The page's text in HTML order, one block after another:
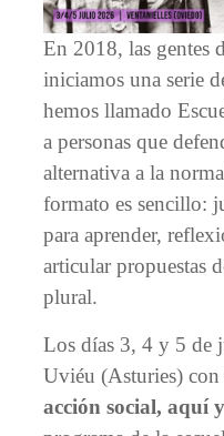
En 2018, las gentes
iniciamos una serie
hemos llamado
a personas que
alternativa a la
formato es sencillo:
para aprender,
articular propuestas
plural.
Los días 3, 4 y 5 de
Uviéu (Asturies) con
acción social, aquí